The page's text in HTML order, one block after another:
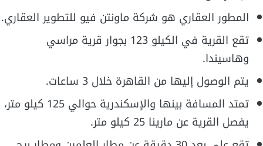
المطور العقاري هو شركة ماونتن فيو للتطوير العقاري.
تقع القرية في الكيلو 123 بجوار قرية مراسي
وهاسيندا.
يتم الوصول إليها من القاهرة خلال 3 ساعات.
تمتد المسافة بينها والإسكندرية حوالي 125 كيلو متر،
يفصل القرية عن مارينا 25 كيلو متر.